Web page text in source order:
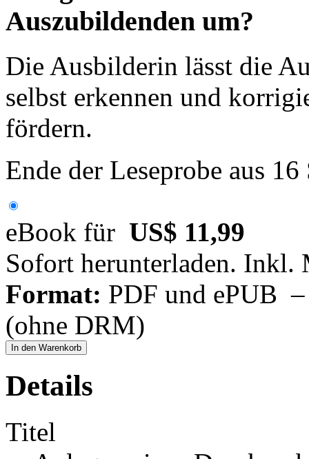
Auszubildenden um?
Die Ausbilderin lässt die
selbst erkennen und
fördern.
Ende der Leseprobe aus
eBook für US$ 11,99
Sofort herunterladen. Inkl.
Format: PDF und ePUB
(ohne DRM)
In den Warenkorb
Details
Titel